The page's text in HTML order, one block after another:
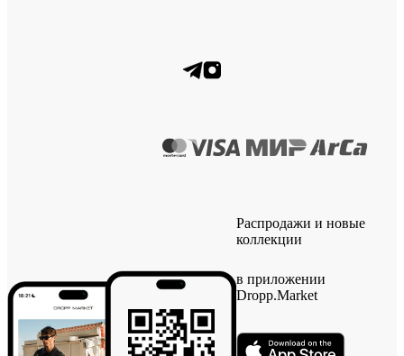
Распродажи и новые
коллекции
в приложении
Dropp.Market